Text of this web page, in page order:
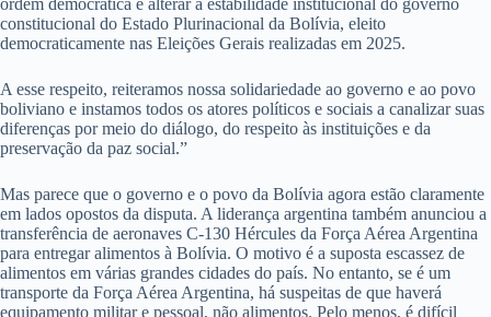
ordem democrática e alterar a estabilidade institucional do governo
constitucional do Estado Plurinacional da Bolívia, eleito
democraticamente nas Eleições Gerais realizadas em 2025.
A esse respeito, reiteramos nossa solidariedade ao governo e ao povo
boliviano e instamos todos os atores políticos e sociais a canalizar suas
diferenças por meio do diálogo, do respeito às instituições e da
preservação da paz social.”
Mas parece que o governo e o povo da Bolívia agora estão claramente
em lados opostos da disputa. A liderança argentina também anunciou a
transferência de aeronaves C-130 Hércules da Força Aérea Argentina
para entregar alimentos à Bolívia. O motivo é a suposta escassez de
alimentos em várias grandes cidades do país. No entanto, se é um
transporte da Força Aérea Argentina, há suspeitas de que haverá
equipamento militar e pessoal, não alimentos. Pelo menos, é difícil